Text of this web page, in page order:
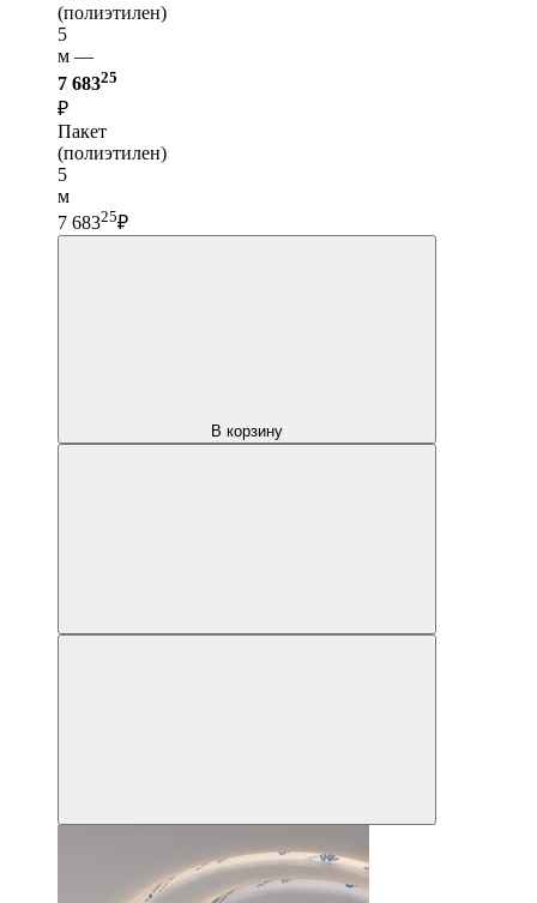
(полиэтилен)
5
м —
7 68325
₽
Пакет
(полиэтилен)
5
м
7 68325₽
В корзину